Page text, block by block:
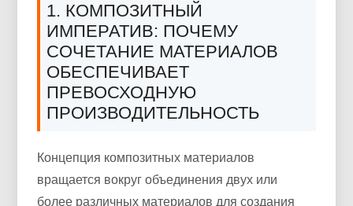
1. КОМПОЗИТНЫЙ
ИМПЕРАТИВ: ПОЧЕМУ
СОЧЕТАНИЕ МАТЕРИАЛОВ
ОБЕСПЕЧИВАЕТ
ПРЕВОСХОДНУЮ
ПРОИЗВОДИТЕЛЬНОСТЬ
Концепция композитных материалов
вращается вокруг объединения двух или
более различных материалов для создания